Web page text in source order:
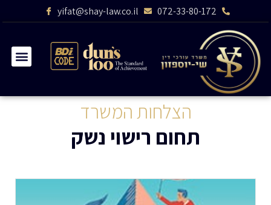
072-33-80-172
yifat@shay-law.co.il
הצלחות המשרד
תחום רישוי נשק